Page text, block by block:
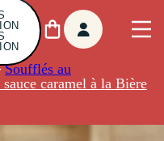
Soufflés au
caramel à la Bière